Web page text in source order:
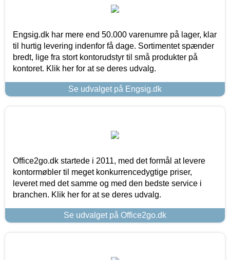
Engsig.dk har mere end 50.000 varenumre på lager, klar
til hurtig levering indenfor få dage. Sortimentet spænder
bredt, lige fra stort kontorudstyr til små produkter på
kontoret. Klik her for at se deres udvalg.
Se udvalget på Engsig.dk
Office2go.dk startede i 2011, med det formål at levere
kontormøbler til meget konkurrencedygtige priser,
leveret med det samme og med den bedste service i
branchen. Klik her for at se deres udvalg.
Se udvalget på Office2go.dk